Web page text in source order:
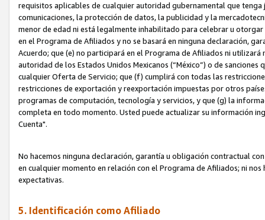
requisitos aplicables de cualquier autoridad gubernamental que
comunicaciones, la protección de datos, la publicidad y la
menor de edad ni está legalmente inhabilitado para celebrar u
en el Programa de Afiliados y no se basará en ninguna declaración,
Acuerdo; que (e) no participará en el Programa de Afiliados ni
autoridad de los Estados Unidos Mexicanos (“México”) o de
cualquier Oferta de Servicio; que (f) cumplirá con todas las
restricciones de exportación y reexportación impuestas por otros
programas de computación, tecnología y servicios, y que (g) la
completa en todo momento. Usted puede actualizar su información
Cuenta".
No hacemos ninguna declaración, garantía u obligación contractual
en cualquier momento en relación con el Programa de Afiliados; ni
expectativas.
5. Identificación como Afiliado